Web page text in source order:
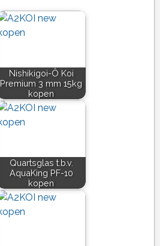
Nishikigoi-Ô Koi
Premium 3 mm 15kg
kopen
Quartsglas t.b.v.
AquaKing PF-10
kopen